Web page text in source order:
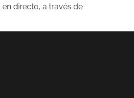
directo, a través de